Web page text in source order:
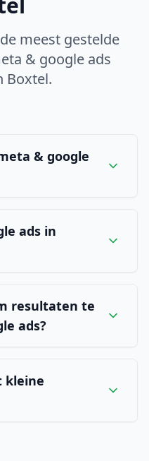
meest gestelde
& google ads
Boxtel.
& google
ads in
resultaten te
ads?
kleine